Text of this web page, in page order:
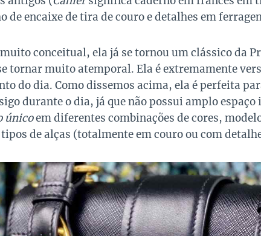
de encaixe de tira de couro e detalhes em
conceitual, ela já se tornou um clássico da
tornar muito atemporal. Ela é extremamente
do dia. Como dissemos acima, ela é perfeita
durante o dia, já que não possui amplo
únicoem diferentes combinações de cores,
de alças (totalmente em couro ou com